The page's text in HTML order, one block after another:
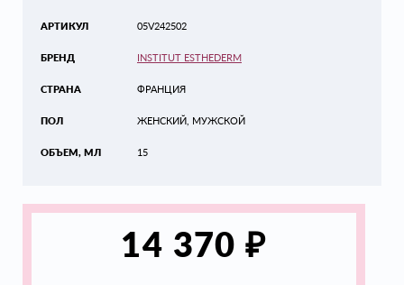
АРТИКУЛ
БРЕНД
СТРАНА
ПОЛ
ОБЪЕМ, МЛ
05V242502
INSTITUT ESTHEDERM
ФРАНЦИЯ
ЖЕНСКИЙ, МУЖСКОЙ
15
14 370₽